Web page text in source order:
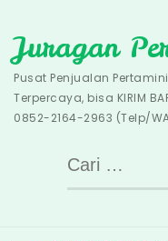
to
content
Juragan
Pusat Penjualan
Terpercaya, bisa KIRIM
0852-2164-2963 (Telp/
Cari
untuk: